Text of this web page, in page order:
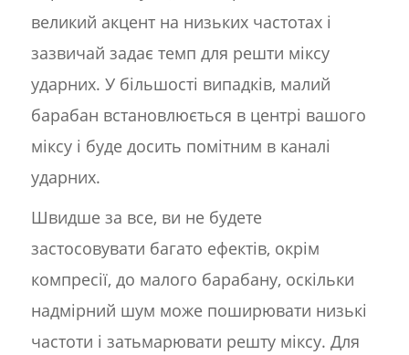
великий акцент на низьких частотах і
зазвичай задає темп для решти міксу
ударних. У більшості випадків, малий
барабан встановлюється в центрі вашого
міксу і буде досить помітним в каналі
ударних.
Швидше за все, ви не будете
застосовувати багато ефектів, окрім
компресії, до малого барабану, оскільки
надмірний шум може поширювати низькі
частоти і затьмарювати решту міксу. Для